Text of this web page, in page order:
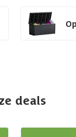
deals